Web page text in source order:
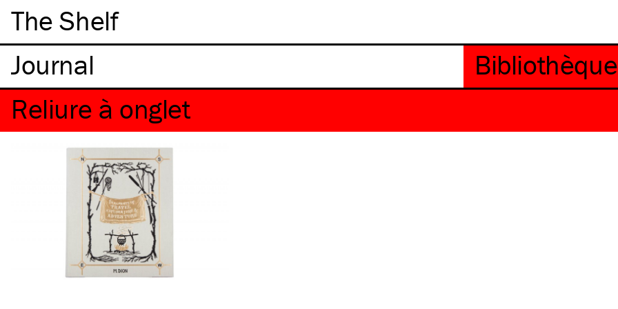
The Shelf
Reliure à onglet